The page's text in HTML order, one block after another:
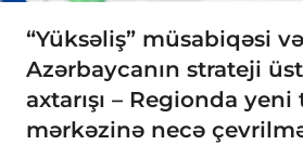
“Yüksəliş” müsabiqəsi və
Azərbaycanın strateji
axtarışı – Regionda yeni
mərkəzinə necə